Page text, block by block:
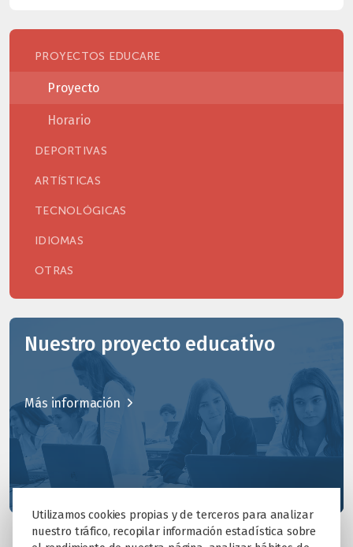
PROYECTOS EDUCARE
Proyecto
Horario
DEPORTIVAS
ARTÍSTICAS
TECNOLÓGICAS
IDIOMAS
OTRAS
Nuestro proyecto educativo
Más información
Utilizamos cookies propias y de terceros para analizar
nuestro tráfico, recopilar información estadística sobre